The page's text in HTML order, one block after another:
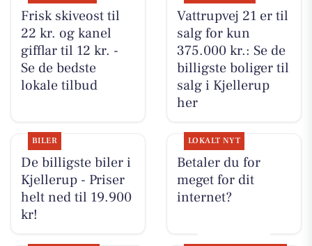
Frisk skiveost til
22 kr. og kanel
gifflar til 12 kr. -
Se de bedste
lokale tilbud
Vattrupvej 21 er til
salg for kun
375.000 kr.: Se de
billigste boliger til
salg i Kjellerup
her
BILER
De billigste biler i
Kjellerup - Priser
helt ned til 19.900
kr!
LOKALT NYT
Betaler du for
meget for dit
internet?